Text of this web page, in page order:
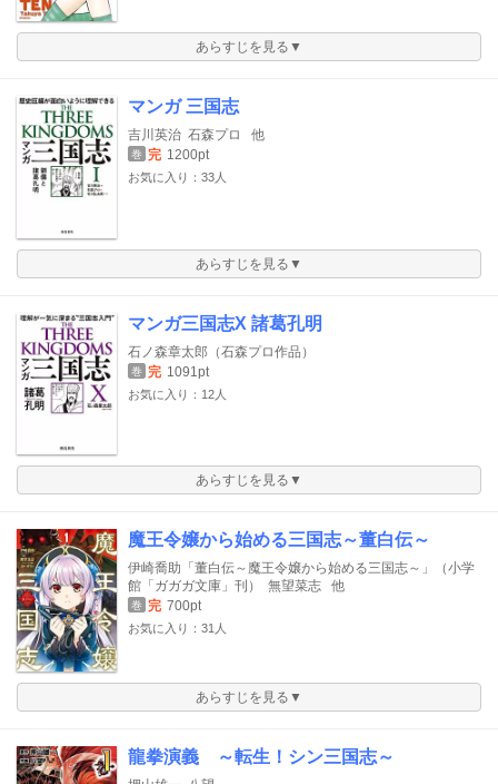
あらすじを見る▼
マンガ 三国志
吉川英治 石森プロ 他
巻 完 1200pt
お気に入り：33人
あらすじを見る▼
マンガ三国志X 諸葛孔明
石ノ森章太郎（石森プロ作品）
巻 完 1091pt
お気に入り：12人
あらすじを見る▼
魔王令嬢から始める三国志～董白伝～
伊崎喬助「董白伝～魔王令嬢から始める三国志～」（小学
館「ガガガ文庫」刊）
無望菜志 他
巻 完 700pt
お気に入り：31人
あらすじを見る▼
龍拳演義 ～転生！シン三国志～